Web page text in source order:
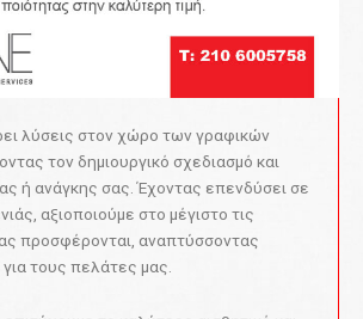
λύσεις στον χώρο των γραφικών
τον δημιουργικό σχεδιασμό και
ή ανάγκης σας. Έχοντας επενδύσει σε
αξιοποιούμε στο μέγιστο τις
προσφέρονται, αναπτύσσοντας
τους πελάτες μας.